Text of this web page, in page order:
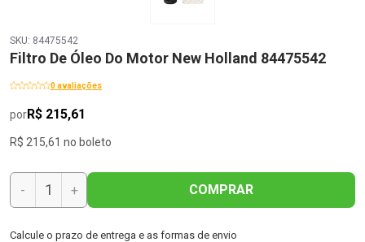
SKU: 84475542
Filtro De Óleo Do Motor New Holland 84475542
0 avaliações
porR$ 215,61
R$ 215,61 no boleto
- + COMPRAR
Calcule o prazo de entrega e as formas de envio